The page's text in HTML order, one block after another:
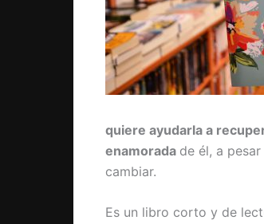
quiere ayudarla a
enamorada de él, a
cambiar.
Es un libro corto y de